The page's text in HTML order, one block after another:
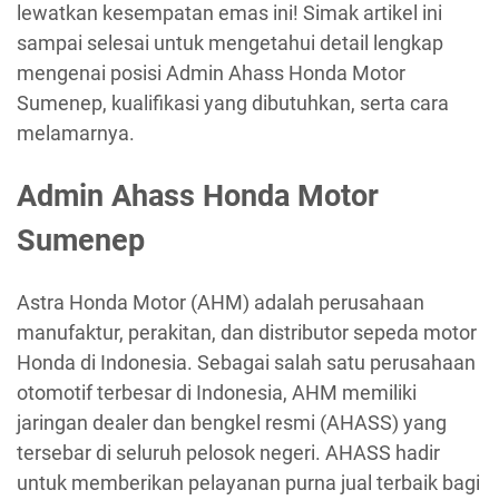
lewatkan kesempatan emas ini! Simak artikel ini
sampai selesai untuk mengetahui detail lengkap
mengenai posisi Admin Ahass Honda Motor
Sumenep, kualifikasi yang dibutuhkan, serta cara
melamarnya.
Admin Ahass Honda Motor
Sumenep
Astra Honda Motor (AHM) adalah perusahaan
manufaktur, perakitan, dan distributor sepeda motor
Honda di Indonesia. Sebagai salah satu perusahaan
otomotif terbesar di Indonesia, AHM memiliki
jaringan dealer dan bengkel resmi (AHASS) yang
tersebar di seluruh pelosok negeri. AHASS hadir
untuk memberikan pelayanan purna jual terbaik bagi